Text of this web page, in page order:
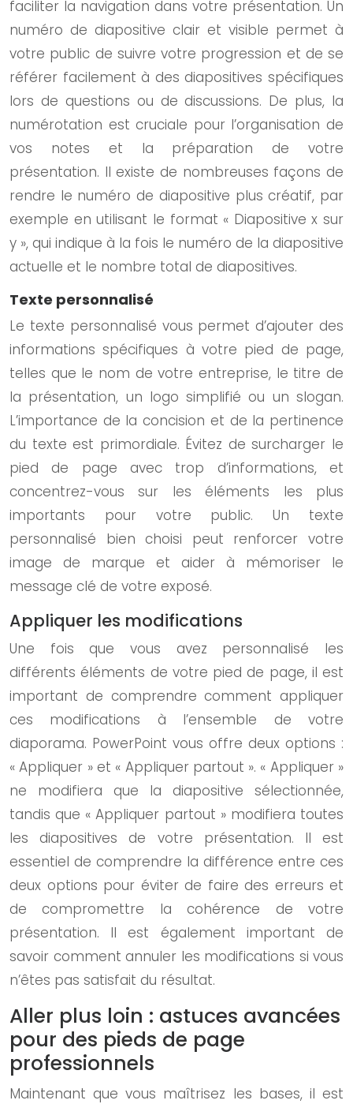
faciliter la navigation dans votre présentation. Un
numéro de diapositive clair et visible permet à
votre public de suivre votre progression et de se
référer facilement à des diapositives spécifiques
lors de questions ou de discussions. De plus, la
numérotation est cruciale pour l’organisation de
vos notes et la préparation de votre
présentation. Il existe de nombreuses façons de
rendre le numéro de diapositive plus créatif, par
exemple en utilisant le format « Diapositive x sur
y », qui indique à la fois le numéro de la diapositive
actuelle et le nombre total de diapositives.
Texte personnalisé
Le texte personnalisé vous permet d’ajouter des
informations spécifiques à votre pied de page,
telles que le nom de votre entreprise, le titre de
la présentation, un logo simplifié ou un slogan.
L’importance de la concision et de la pertinence
du texte est primordiale. Évitez de surcharger le
pied de page avec trop d’informations, et
concentrez-vous sur les éléments les plus
importants pour votre public. Un texte
personnalisé bien choisi peut renforcer votre
image de marque et aider à mémoriser le
message clé de votre exposé.
Appliquer les modifications
Une fois que vous avez personnalisé les
différents éléments de votre pied de page, il est
important de comprendre comment appliquer
ces modifications à l’ensemble de votre
diaporama. PowerPoint vous offre deux options :
« Appliquer » et « Appliquer partout ». « Appliquer »
ne modifiera que la diapositive sélectionnée,
tandis que « Appliquer partout » modifiera toutes
les diapositives de votre présentation. Il est
essentiel de comprendre la différence entre ces
deux options pour éviter de faire des erreurs et
de compromettre la cohérence de votre
présentation. Il est également important de
savoir comment annuler les modifications si vous
n’êtes pas satisfait du résultat.
Aller plus loin : astuces avancées
pour des pieds de page
professionnels
Maintenant que vous maîtrisez les bases, il est